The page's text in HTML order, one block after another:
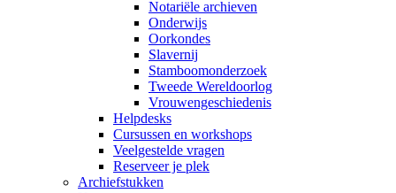
Notariële archieven
Onderwijs
Oorkondes
Slavernij
Stamboomonderzoek
Tweede Wereldoorlog
Vrouwengeschiedenis
Helpdesks
Cursussen en workshops
Veelgestelde vragen
Reserveer je plek
Archiefstukken